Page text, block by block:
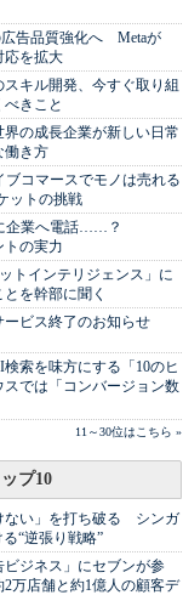
広告品質強化へ Metaが
応を拡大
キル開発、今すぐ取り組
きこと
の成長企業が新しい日常
働き方
ブコマースでモノは売れる
ットの挑戦
企業へ電話……？
トの実力
トインテリジェンス」に
を幹部に聞く
ービス終了のお知らせ
索を味方にする「10のヒ
では「コンバージョン数
11～30位はこちら »
プ10
ない」を打ち破る シンガ
“逆張り戦略”
ジネス」にセブンが参
万店舗と約1億人の顧客デ